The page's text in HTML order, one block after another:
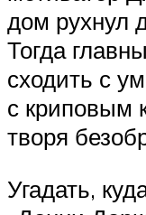
дом рухнул
Тогда
сходить с
с криповым
творя
Угадать,